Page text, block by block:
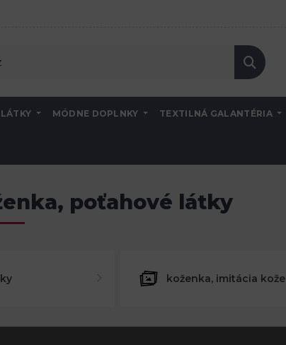
MÓDNE DOPLNKY TEXTILNÁ GALANTÉRIA
poťahové látky
koženka, imitácia kože